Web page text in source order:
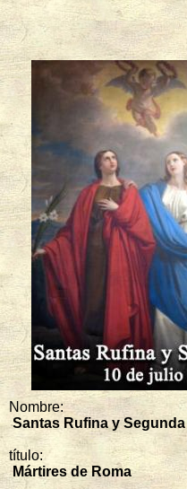
Nombre:
Santas Rufina y Segunda
título:
Mártires de Roma